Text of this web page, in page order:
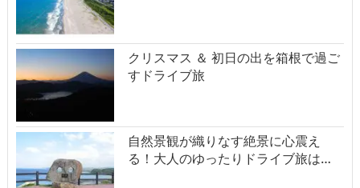
クリスマス ＆ 初日の出を箱根で過ご
すドライブ旅
自然景観が織りなす絶景に心震え
る！大人のゆったりドライブ旅は…